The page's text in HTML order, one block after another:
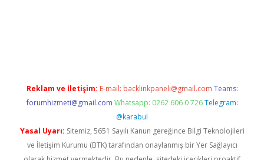
Reklam ve İletişim: E-mail: backlinkpaneli@gmail.com Teams:
forumhizmeti@gmail.com Whatsapp: 0262 606 0 726 Telegram:
@karabul
Yasal Uyarı: Sitemiz, 5651 Sayılı Kanun gereğince Bilgi Teknolojileri
ve İletişim Kurumu (BTK) tarafından onaylanmış bir Yer Sağlayıcı